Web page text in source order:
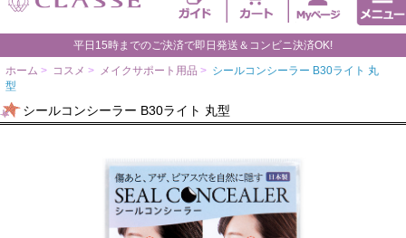
平日15時までのご決済で即日発送＆コンビニ決済OK!
ホーム > コスメ > メイクサポート用品 > シールコンシーラー B30ライト 丸
型
シールコンシーラー B30ライト 丸型